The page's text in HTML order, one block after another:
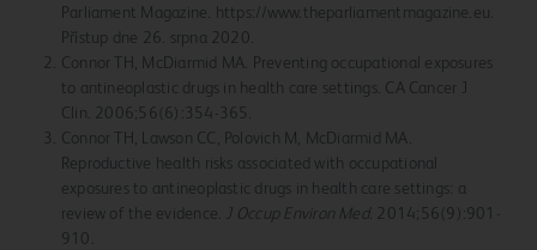
Parliament Magazine. https://www.theparliamentmagazine.eu.
Přístup dne 26. srpna 2020.
Connor TH, McDiarmid MA. Preventing occupational exposures
to antineoplastic drugs in health care settings. CA Cancer J
Clin. 2006;56(6):354-365.
Connor TH, Lawson CC, Polovich M, McDiarmid MA.
Reproductive health risks associated with occupational
exposures to antineoplastic drugs in health care settings: a
review of the evidence. J Occup Environ Med. 2014;56(9):901-
910.